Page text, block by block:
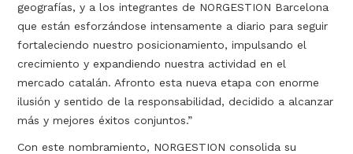
geografías, y a los integrantes de NORGESTION Barcelona
que están esforzándose intensamente a diario para seguir
fortaleciendo nuestro posicionamiento, impulsando el
crecimiento y expandiendo nuestra actividad en el
mercado catalán. Afronto esta nueva etapa con enorme
ilusión y sentido de la responsabilidad, decidido a alcanzar
más y mejores éxitos conjuntos.”
Con este nombramiento, NORGESTION consolida su